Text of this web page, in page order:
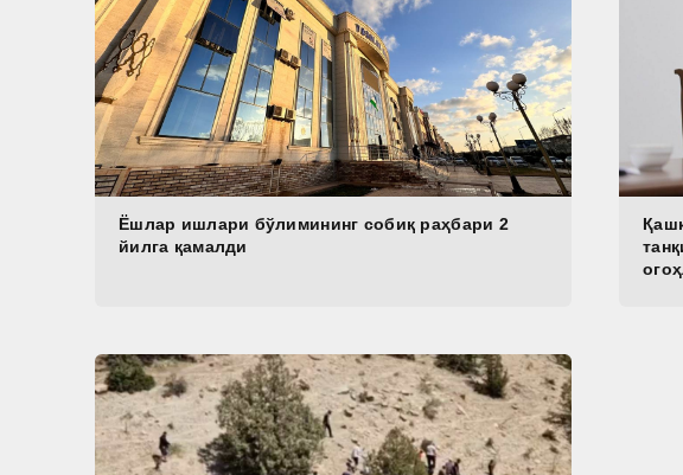
Ёшлар ишлари бўлимининг собиқ раҳбари 2
йилга қамалди